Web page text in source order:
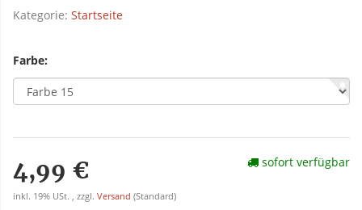
Kategorie: Startseite
Farbe:
4,99 €
inkl. 19% USt. , zzgl. Versand (Standard)
sofort verfügbar